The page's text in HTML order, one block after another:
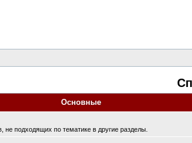
Основные
подходящих по тематике в другие разделы.